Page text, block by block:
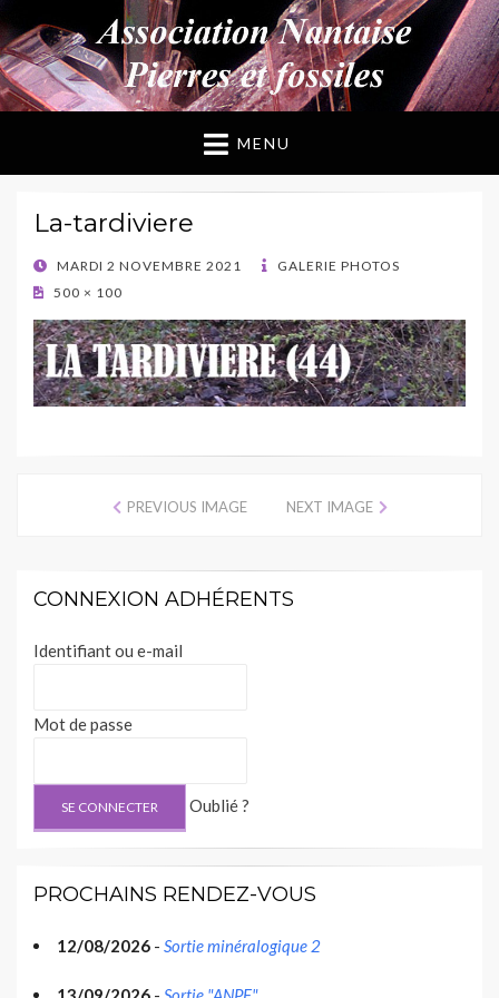
ANPF
Association Nantaise Pierres et Fossiles
MENU
La-tardiviere
POSTED
ON
MARDI 2 NOVEMBRE 2021
GALERIE PHOTOS
500 × 100
PREVIOUS IMAGE NEXT IMAGE
CONNEXION ADHÉRENTS
Identifiant ou e-mail
Mot de passe
Oublié ?
PROCHAINS RENDEZ-VOUS
12/08/2026 - Sortie minéralogique 2